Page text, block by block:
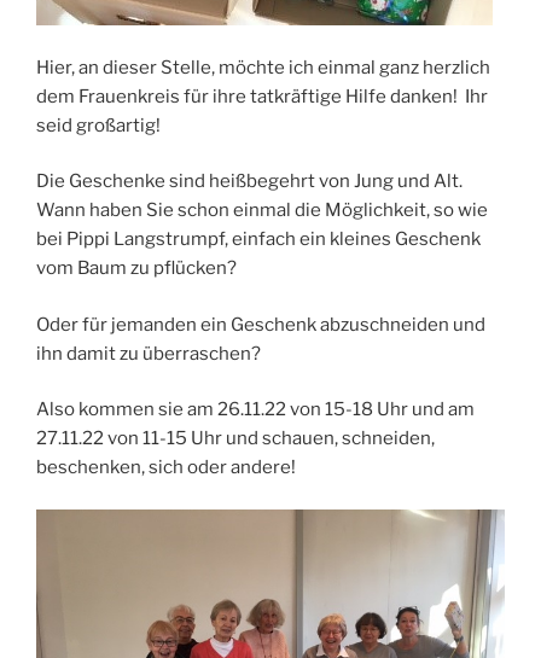
Hier, an dieser Stelle, möchte ich einmal ganz herzlich
dem Frauenkreis für ihre tatkräftige Hilfe danken! Ihr
seid großartig!
Die Geschenke sind heißbegehrt von Jung und Alt.
Wann haben Sie schon einmal die Möglichkeit, so wie
bei Pippi Langstrumpf, einfach ein kleines Geschenk
vom Baum zu pflücken?
Oder für jemanden ein Geschenk abzuschneiden und
ihn damit zu überraschen?
Also kommen sie am 26.11.22 von 15-18 Uhr und am
27.11.22 von 11-15 Uhr und schauen, schneiden,
beschenken, sich oder andere!